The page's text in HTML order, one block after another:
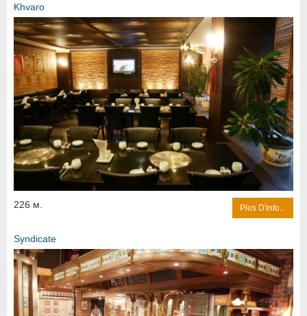
Khvaro
226 м. Plus D'info...
Syndicate